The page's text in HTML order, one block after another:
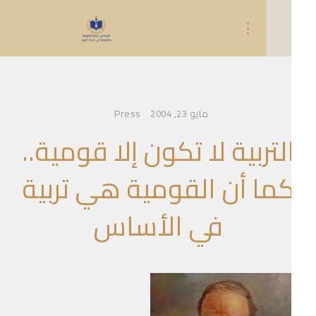
Press
لا تكون إلا قومية..
أن القومية هي تربية
في الأساس